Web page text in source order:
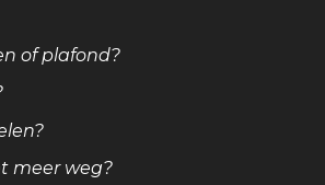
of plafond?
meer weg?